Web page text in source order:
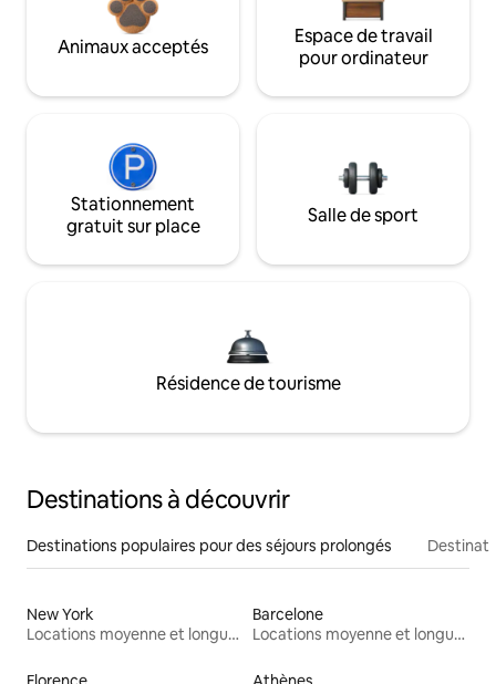
Animaux acceptés
Espace de travail
pour ordinateur
Stationnement
gratuit sur place
Salle de sport
Résidence de tourisme
Destinations à découvrir
Destinations populaires pour des séjours prolongés
New York
Locations moyenne et longue durée
Barcelone
Locations moyenne et longue durée